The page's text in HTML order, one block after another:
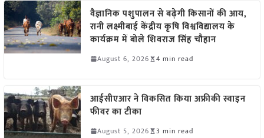
वैज्ञानिक पशुपालन से बढ़ेगी किसानों की आय,
रानी लक्ष्मीबाई केंद्रीय कृषि विश्वविद्यालय के
कार्यक्रम में बोले शिवराज सिंह चौहान
August 6, 2026 4 min read
आईसीएआर ने विकसित किया अफ्रीकी स्वाइन
फीवर का टीका
August 5, 2026 3 min read